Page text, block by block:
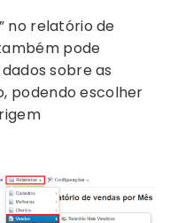
no relatório de
pode
sobre as
podendo escolher